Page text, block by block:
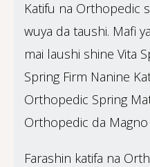
Katifu na Orthopedic
wuya da taushi. Mafi
mai laushi shine Vita
Spring Firm Nanine
Orthopedic Spring
Orthopedic da Magno
Farashin katifa na